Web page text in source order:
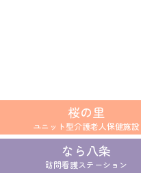
桜の里
ユニット型介護老人保健施設
なら八条
訪問看護ステーション